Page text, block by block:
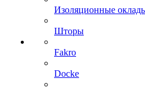
Изоляционные
Шторы
Fakro
Docke